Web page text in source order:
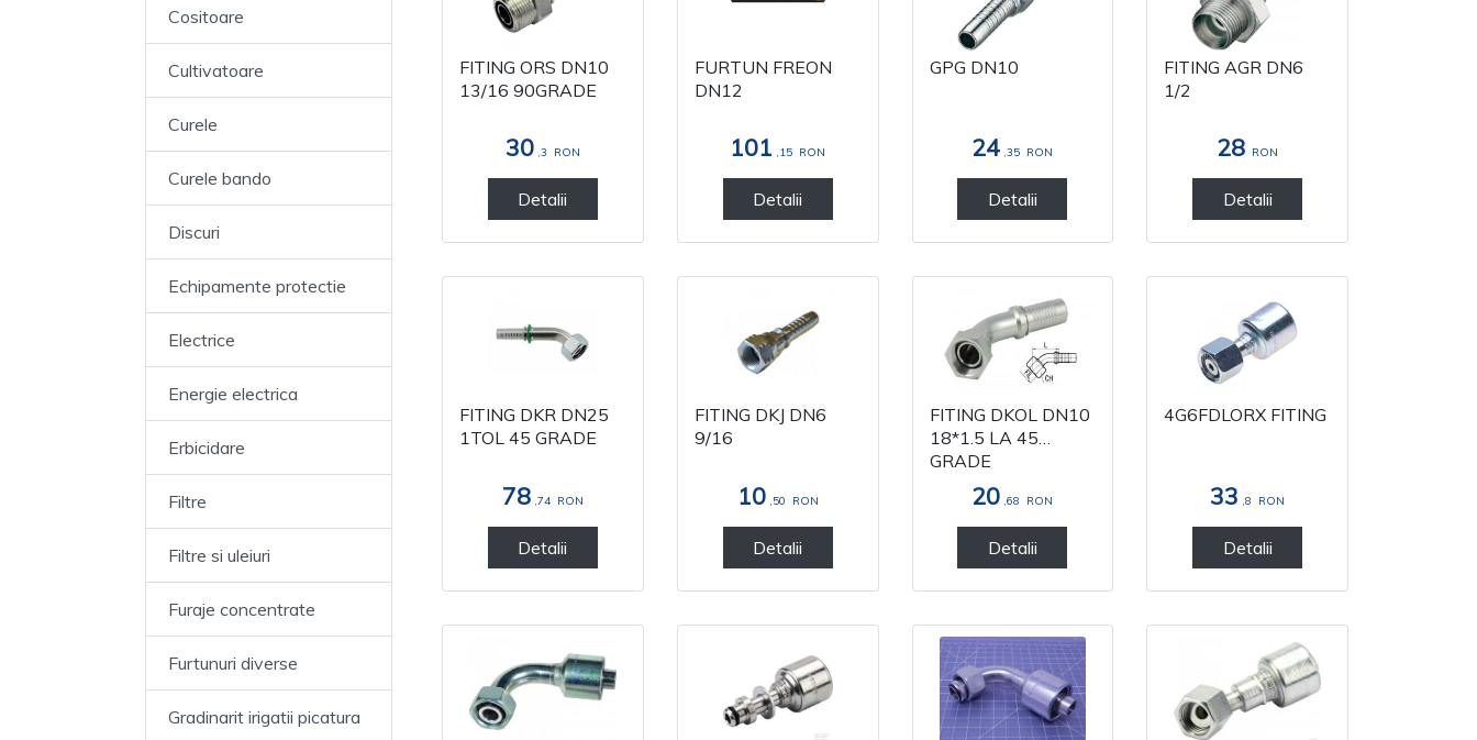
Cositoare
Cultivatoare
Curele
Curele bando
Discuri
Echipamente protectie
Electrice
Energie electrica
Erbicidare
Filtre
Filtre si uleiuri
Furaje concentrate
Furtunuri diverse
Gradinarit irigatii picatura
FITING ORS DN10
13/16 90GRADE
30,3 RON
Detalii
FURTUN FREON
DN12
101 ,15 RON
Detalii
GPG DN10
24 ,35 RON
Detalii
FITING AGR DN6
1/2
28 RON
Detalii
FITING DKR DN25
1TOL 45 GRADE
78,74 RON
Detalii
FITING DKJ DN6
9/16
10,50 RON
Detalii
FITING DKOL DN10
18*1.5 LA 45
GRADE
20 ,68 RON
Detalii
4G6FDLORX FITING
33 ,8 RON
Detalii